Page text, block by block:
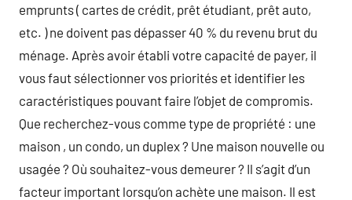
emprunts ( cartes de crédit, prêt étudiant, prêt auto,
etc. ) ne doivent pas dépasser 40 % du revenu brut du
ménage. Après avoir établi votre capacité de payer, il
vous faut sélectionner vos priorités et identifier les
caractéristiques pouvant faire l’objet de compromis.
Que recherchez-vous comme type de propriété : une
maison , un condo, un duplex ? Une maison nouvelle ou
usagée ? Où souhaitez-vous demeurer ? Il s’agit d’un
facteur important lorsqu’on achète une maison. Il est